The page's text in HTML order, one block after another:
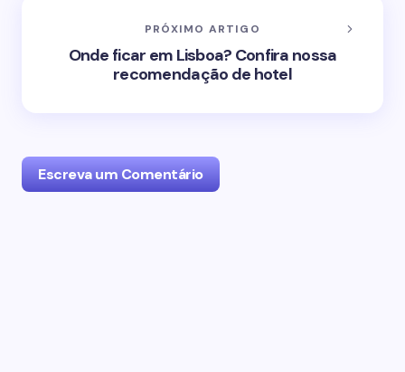
PRÓXIMO ARTIGO
Onde ficar em Lisboa? Confira nossa
recomendação de hotel
Escreva um Comentário